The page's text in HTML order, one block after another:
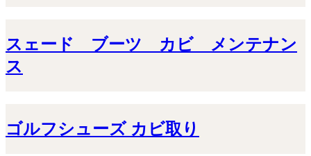
スェード ブーツ カビ メンテナン
ス
ゴルフシューズ カビ取り